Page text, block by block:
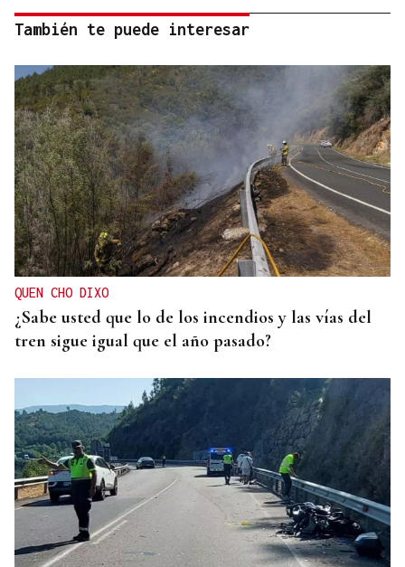
También te puede interesar
QUEN CHO DIXO
¿Sabe usted que lo de los incendios y las vías del
tren sigue igual que el año pasado?